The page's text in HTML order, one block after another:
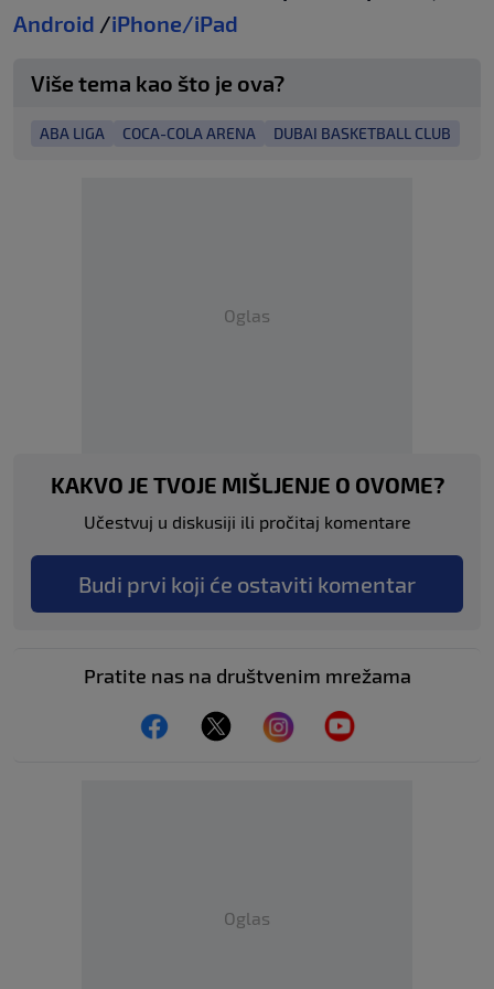
Android /iPhone/iPad
Više tema kao što je ova?
ABA LIGA COCA-COLA ARENA DUBAI BASKETBALL CLUB
Oglas
KAKVO JE TVOJE MIŠLJENJE O OVOME?
Učestvuj u diskusiji ili pročitaj komentare
Budi prvi koji će ostaviti komentar
Pratite nas na društvenim mrežama
Oglas